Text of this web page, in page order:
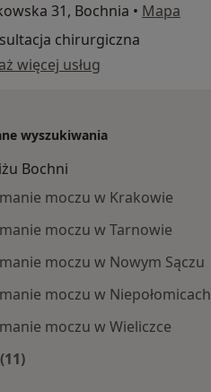
31, Bochnia • Mapa
chirurgiczna
więcej usług
wyszukiwania
Bochni
moczu w Krakowie
moczu w Tarnowie
moczu w Nowym Sączu
moczu w Niepołomicach
moczu w Wieliczce